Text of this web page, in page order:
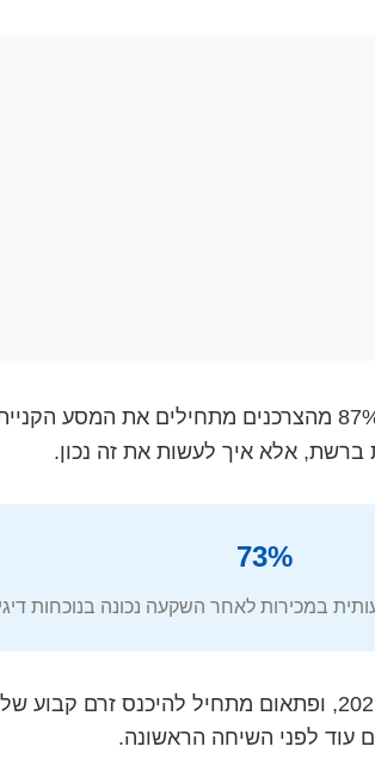
בעידן שבו 87% מהצרכנים מתחילים את
ברשת, אלא איך לעשות את זה נכון.
73%
במכירות לאחר השקעה נכונה בנוכחות
דמיינו לעצמכם את הסצנה הזו: אתם יושבים במשרד ביום רגיל
עוד לפני השיחה הראשונה.